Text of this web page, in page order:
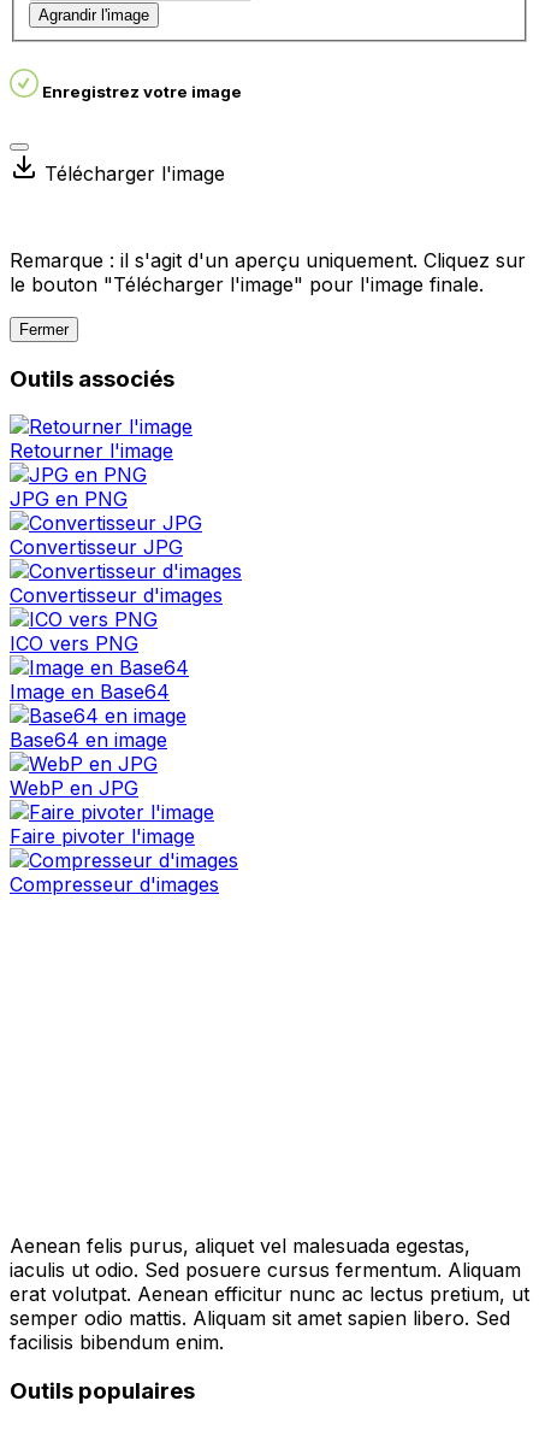
Agrandir l'image
Enregistrez votre image
Télécharger l'image
Remarque : il s'agit d'un aperçu uniquement. Cliquez sur
le bouton "Télécharger l'image" pour l'image finale.
Fermer
Outils associés
Retourner l'image
JPG en PNG
Convertisseur JPG
Convertisseur d'images
ICO vers PNG
Image en Base64
Base64 en image
WebP en JPG
Faire pivoter l'image
Compresseur d'images
Aenean felis purus, aliquet vel malesuada egestas,
iaculis ut odio. Sed posuere cursus fermentum. Aliquam
erat volutpat. Aenean efficitur nunc ac lectus pretium, ut
semper odio mattis. Aliquam sit amet sapien libero. Sed
facilisis bibendum enim.
Outils populaires